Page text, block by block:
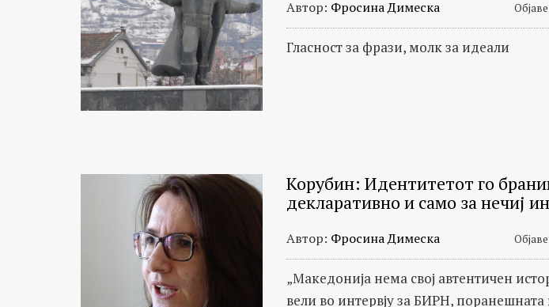
Автор: Фросина Димеска
Гласност за фрази, молк за идеали
Корубин: Идентитетот го
декларативно и само за нечиј
Автор: Фросина Димеска
„Македонија нема свој автентичен
вели во интервју за БИРН,